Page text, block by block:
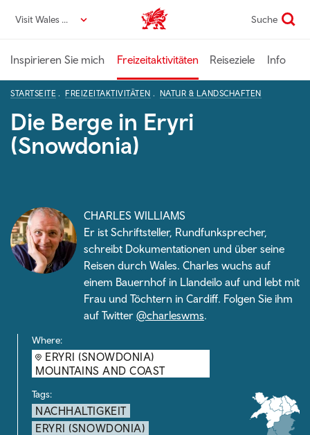
zumVisit Wales DE VisitWales home Suche
Inspirieren Sie mich Freizeitaktivitäten Reiseziele Info
STARTSEITE FREIZEITAKTIVITÄTEN NATUR & LANDSCHAFTEN
Die Berge in Eryri
(Snowdonia)
CHARLES WILLIAMS
Er ist Schriftsteller, Rundfunksprecher,
schreibt Dokumentationen und über seine
Reisen durch Wales. Charles wuchs auf
einem Bauernhof in Llandeilo auf und lebt mit
Frau und Töchtern in Cardiff. Folgen Sie ihm
auf Twitter @charleswms.
Where:
ERYRI (SNOWDONIA)
MOUNTAINS AND COAST
Tags:
NACHHALTIGKEIT
ERYRI (SNOWDONIA)